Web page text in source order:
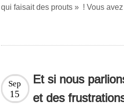
qui faisait des prouts » ! Vous
Et si nous
et des
Sep
15